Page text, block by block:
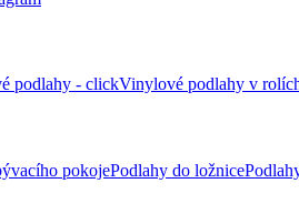
podlahy - clickVinylové podlahy v
pokojePodlahy do ložnice